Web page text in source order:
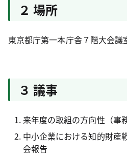
２ 場所
東京都庁第一本庁舎７階大会議
３ 議事
来年度の取組の方向性（事
中小企業における知的財産
会報告